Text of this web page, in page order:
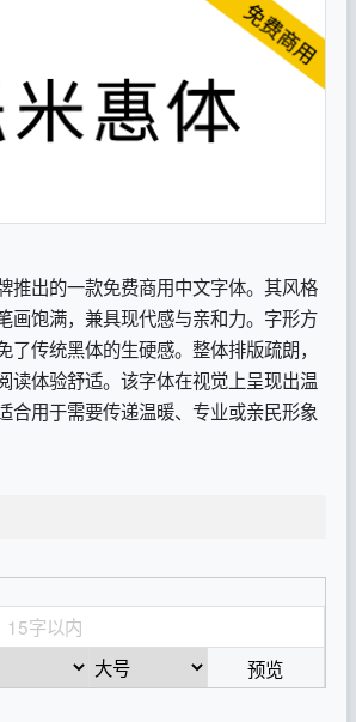
推出的一款免费商用中文字体。其风格
画饱满，兼具现代感与亲和力。字形方
了传统黑体的生硬感。整体排版疏朗，
读体验舒适。该字体在视觉上呈现出温
合用于需要传递温暖、专业或亲民形象
预览